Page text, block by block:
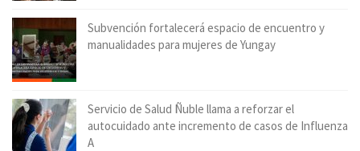
Subvención fortalecerá espacio de encuentro y
manualidades para mujeres de Yungay
Servicio de Salud Ñuble llama a reforzar el
autocuidado ante incremento de casos de Influenza
A